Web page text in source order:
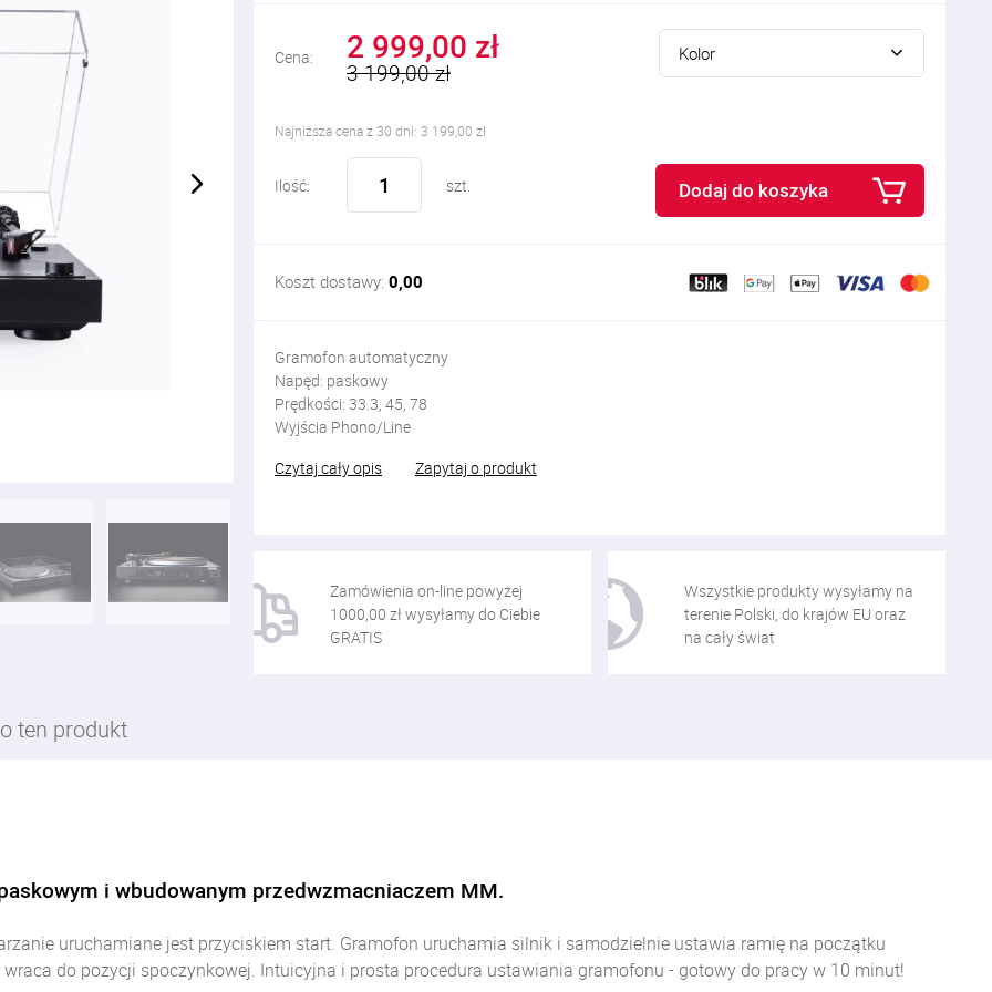
Cena: 2 999,00 zł
3 199,00 zł
Kolor
Najniższa cena z 30 dni: 3 199,00 zł
Ilość: szt. Dodaj do koszyka
Koszt dostawy: 0,00
Gramofon automatyczny
Napęd: paskowy
Prędkości: 33.3, 45, 78
Wyjścia Phono/Line
Czytaj cały opis
Zapytaj o produkt
Zamówienia on-line powyżej
1000,00 zł wysyłamy do Ciebie
GRATIS
Wszystkie produkty wysyłamy na
terenie Polski, do krajów EU oraz
na cały świat
ten produkt
i wbudowanym przedwzmacniaczem MM.
uruchamiane jest przyciskiem start. Gramofon uruchamia silnik i samodzielnie ustawia ramię na początku
do pozycji spoczynkowej. Intuicyjna i prosta procedura ustawiania gramofonu - gotowy do pracy w 10 minut!